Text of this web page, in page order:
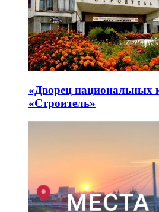
«Дворец национальных
«Строитель»